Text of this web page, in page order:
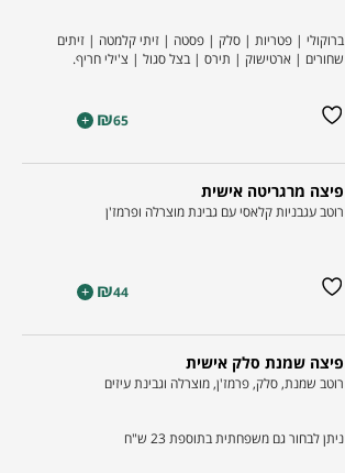
ברוקולי | פטריות | סלק | פסטה | זיתי קלמטה | זיתים
שחורים | ארטישוק | תירס | בצל סגול | צ'ילי חריף.
₪65
+
פיצה מרגריטה אישית
רוטב עגבניות קלאסי עם גבינת מוצרלה ופרמז'ן
₪44
+
פיצה שמנת סלק אישית
רוטב שמנת, סלק, פרמז'ן, מוצרלה וגבינת עיזים
ניתן לבחור גם משפחתית בתוספת 23 ש"ח